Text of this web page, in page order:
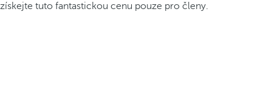
získejte tuto fantastickou cenu pouze pro členy.